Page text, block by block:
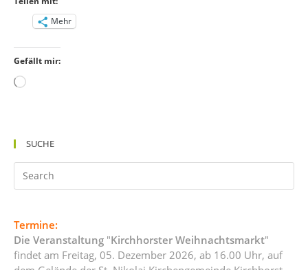
Mehr
Gefällt mir:
Wird
SUCHE
Termine:
Die Veranstaltung "Kirchhorster Weihnachtsmarkt"
findet am Freitag, 05. Dezember 2026, ab 16.00 Uhr, auf